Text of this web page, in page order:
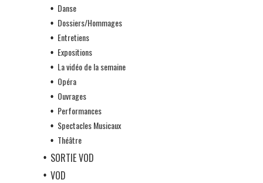
Danse
Dossiers/Hommages
Entretiens
Expositions
La vidéo de la semaine
Opéra
Ouvrages
Performances
Spectacles Musicaux
Théâtre
SORTIE VOD
VOD